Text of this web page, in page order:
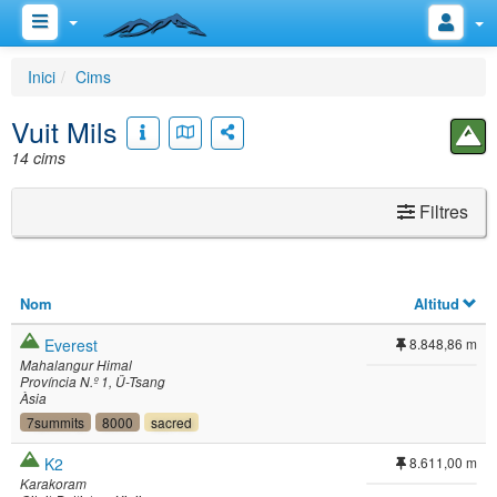
Inici Cims
Vuit Mils
14 cims
Filtres
Nom Altitud
Everest
Mahalangur Himal
Província N.º 1 Ü-Tsang
Àsia
7summits 8000 sacred
8.848,86 m
K2
Karakoram
8.611,00 m